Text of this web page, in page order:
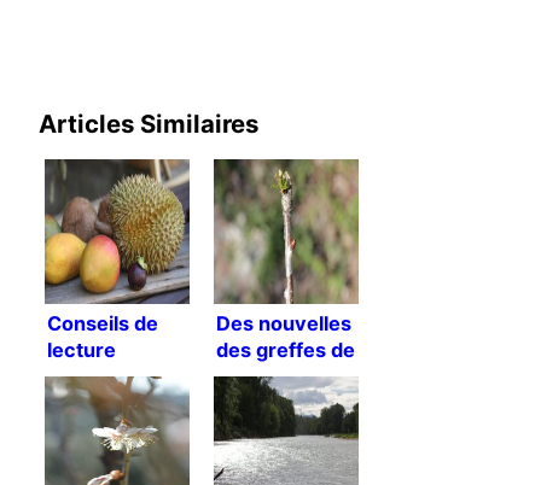
Articles Similaires
Conseils de
lecture
Des nouvelles
des greffes de
PerMassanes